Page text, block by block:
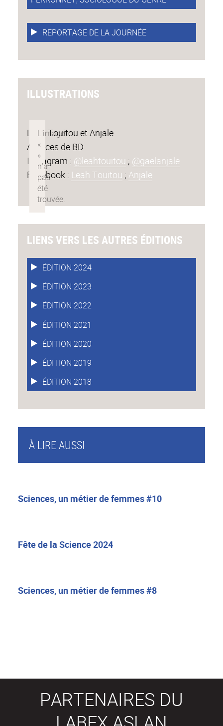
À LIRE AUSSI
Sciences, un métier de femmes #10
Fête de la Science 2024
Sciences, un métier de femmes #8
REPORTAGE DE LA JOURNÉE
ILLUSTRATIONS
Leah Touitou et Anjale
Autrices de BD
Instagram : @leahtouitou ; @gaelanjale
Facebook : Leah Touitou ; Anjale
LIENS VERS LES AUTRES ÉDITIONS
ÉDITION 2024
ÉDITION 2023
ÉDITION 2022
ÉDITION 2021
ÉDITION 2020
ÉDITION 2019
ÉDITION 2018
PARTENAIRES DU